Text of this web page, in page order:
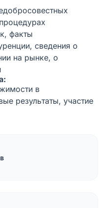
факты
сведения о
на рынке, о
в
результаты, участие